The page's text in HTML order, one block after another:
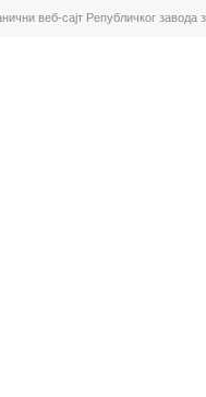
веб-сајт Републичког